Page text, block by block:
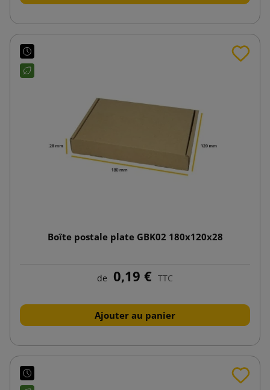
Boîte postale plate GBK02 180x120x28
de 0,19 € TTC
Ajouter au panier